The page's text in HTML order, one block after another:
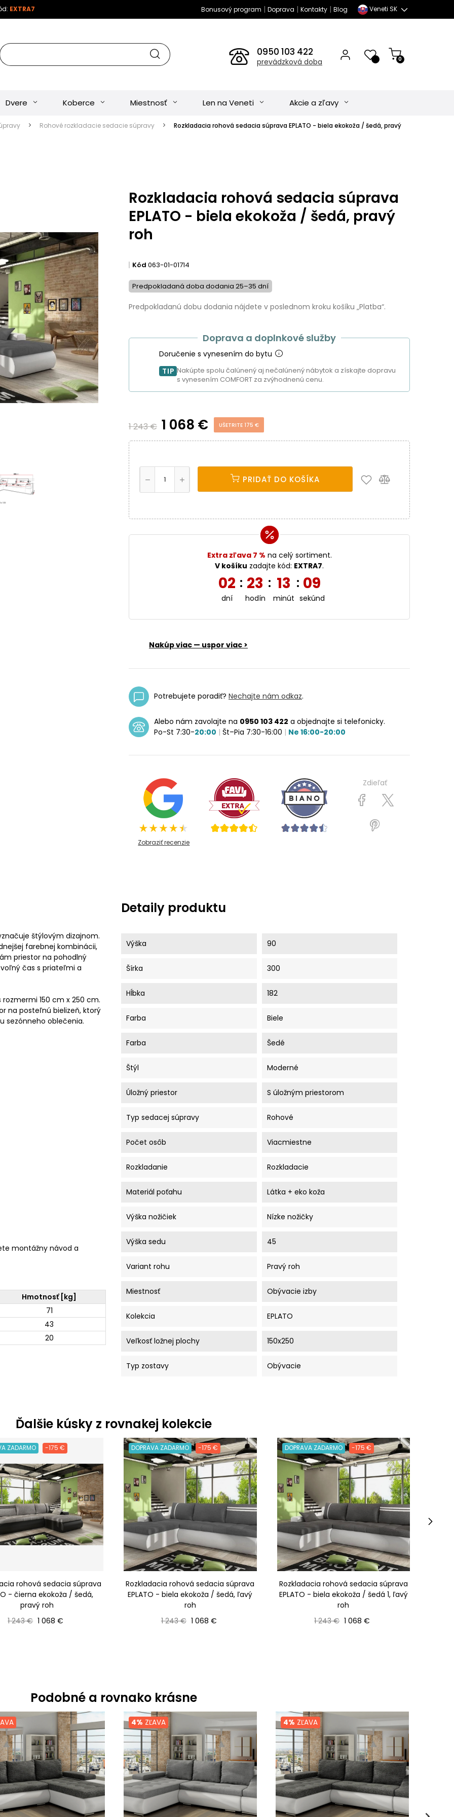
EXTRA7 Bonusový program | Doprava | Kontakty| Blog Veneti SK
0950 103 422
prevádzková doba 0
Dvere Koberce Miestnosť Len na Veneti Akcie a zľavy
Rohové rozkladacie sedacie súpravy
Rozkladacia rohová sedacia súprava EPLATO - biela ekokoža / šedá, pravý
Rozkladacia rohová sedacia súprava
EPLATO - biela ekokoža / šedá, pravý
roh
Kód 063-01-01714
Predpokladaná doba dodania 25–35 dní
Predpokladanú dobu dodania nájdete v poslednom kroku košíku „Platba“.
Doprava a doplnkové služby
Doručenie s vynesením do bytu
TIP Nakúpte spolu čalúnený aj nečalúnený nábytok a získajte dopravu
s vynesením COMFORT za zvýhodnenú cenu.
1 243 € 1 068 € UŠETRITE 175 €
PRIDAŤ DO KOŠÍKA
Extra zľava 7 % na celý sortiment.
V košíku zadajte kód: EXTRA7.
02
dní
: 23
hodín
: 13
minút
: 08
sekúnd
Nakúp viac — uspor viac >
Potrebujete poradiť? Nechajte nám odkaz.
Alebo nám zavolajte na 0950 103 422 a objednajte si telefonicky.
Po-St 7:30-20:00 | Št–Pia 7:30-16:00 | Ne 16:00-20:00
Zobraziť recenzie
Zdieľať
štýlovým dizajnom.
farebnej kombinácii,
priestor na pohodlný
čas s priateľmi a
150 cm x 250 cm.
na posteľnú bielizeň, ktorý
sezónneho oblečenia.
montážny návod a
Hmotnosť [kg]
71
43
20
Detaily produktu
Výška 90
Šírka 300
Hĺbka 182
Farba Biele
Farba Šedé
Štýl Moderné
Úložný priestor S úložným priestorom
Typ sedacej súpravy Rohové
Počet osôb Viacmiestne
Rozkladanie Rozkladacie
Materiál poťahu Látka + eko koža
Výška nožičiek Nízke nožičky
Výška sedu 45
Variant rohu Pravý roh
Miestnosť Obývacie izby
Kolekcia EPLATO
Veľkosť ložnej plochy 150x250
Typ zostavy Obývacie
Ďalšie kúsky z rovnakej kolekcie
ZADARMO -175 €
rohová sedacia súprava
- čierna ekokoža / šedá,
pravý roh
Bežná cena
1 243 € Cena
1 068 €
DOPRAVA ZADARMO -175 €
Rozkladacia rohová sedacia súprava
EPLATO - biela ekokoža / šedá, ľavý
roh
Bežná cena
1 243 € Cena
1 068 €
DOPRAVA ZADARMO -175 €
Rozkladacia rohová sedacia súprava
EPLATO - biela ekokoža / šedá 1, ľavý
roh
Bežná cena
1 243 € Cena
1 068 €
Podobné a rovnako krásne
4% ZĽAVA 4% ZĽAVA